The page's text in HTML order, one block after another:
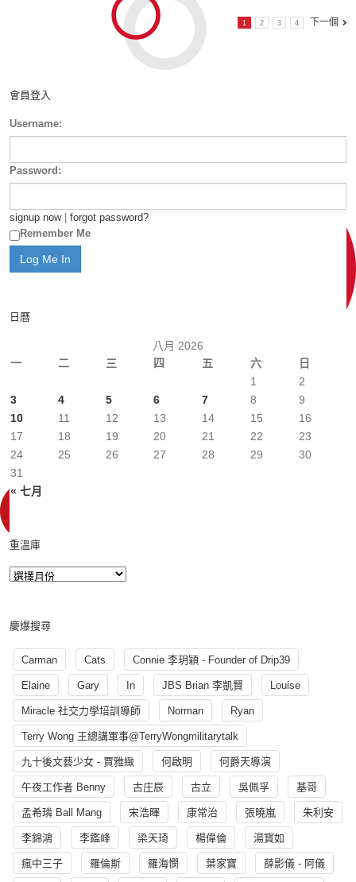
1 2 3 4 下一個
會員登入
Username:
Password:
signup now| forgot password?
Remember Me
日曆
八月 2026
一
二 三 四 五 六 日
« 七月
1
2
3
4 5 6 7 8
9
10
11 12 13 14 15
16
17
18 19 20 21 22
23
24
25 26 27 28 29
30
31
重溫庫
慶爆搜尋
Carman Cats Connie 李玥穎 - Founder of Drip39
Elaine Gary In JBS Brian 李凱賢 Louise
Miracle 社交力學培訓導師 Norman Ryan
Terry Wong 王總講軍事@TerryWongmilitarytalk
九十後文藝少女 - 賈雅緻 何啟明 何爵天導演
午夜工作者 Benny 古庄辰 古立 吳佩孚 基哥
孟希璘 Ball Mang 宋浩暉 康常治 張曉嵐 朱利安
李錦鴻 李鑑峰 梁天琦 楊偉倫 湯寳如
瘋中三子 羅倫斯 羅海憫 葉家寶 薛影儀 - 阿儀